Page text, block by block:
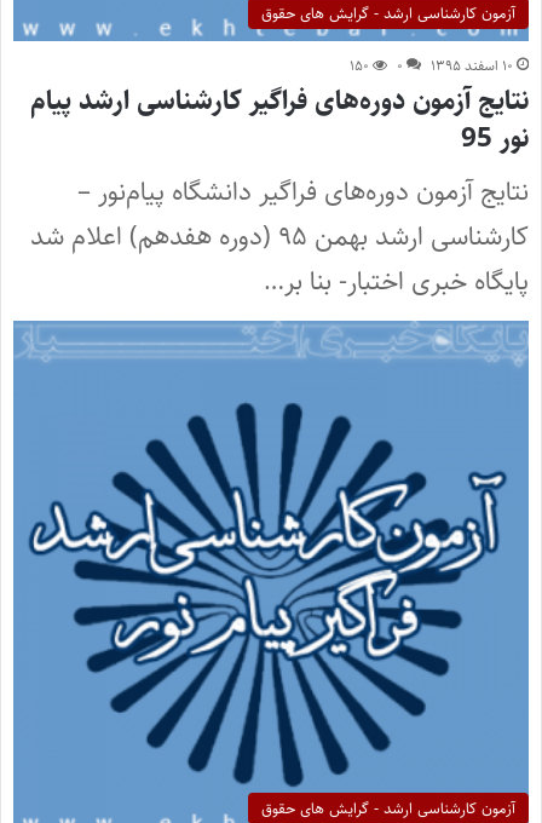
آزمون کارشناسی ارشد - گرایش های حقوق
۱۰ اسفند ۱۳۹۵ ۰ ۱۵۰
نتایج آزمون دوره‌های فراگیر کارشناسی ارشد پیام
نور 95
نتایج آزمون دوره‌های فراگیر دانشگاه پیام‌نور –
کارشناسی ارشد بهمن ۹۵ (دوره هفدهم) اعلام شد
پایگاه خبری اختبار- بنا بر…
آزمون کارشناسی ارشد - گرایش های حقوق